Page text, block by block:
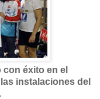
éxito en el
instalaciones del